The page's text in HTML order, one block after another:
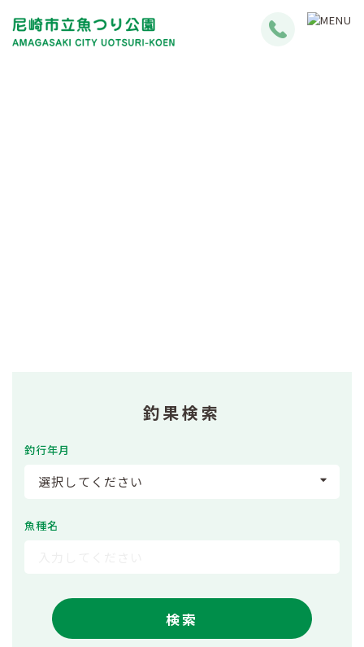
釣果検索
釣行年月
選択してください
魚種名
検索